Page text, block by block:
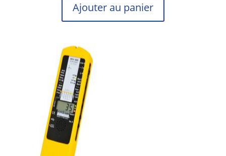
Ajouter au panier